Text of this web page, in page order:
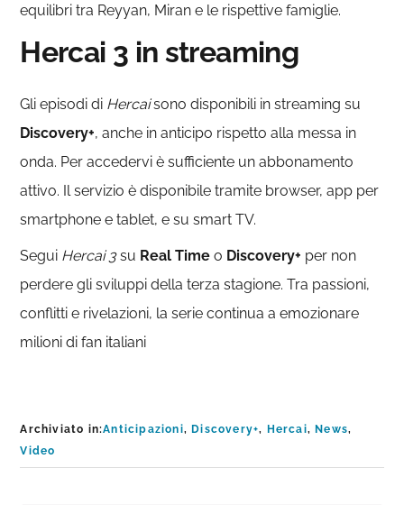
equilibri tra Reyyan, Miran e le rispettive famiglie.
Hercai 3 in streaming
Gli episodi di Hercaisono disponibili in streaming su
Discovery+, anche in anticipo rispetto alla messa in
onda. Per accedervi è sufficiente un abbonamento
attivo. Il servizio è disponibile tramite browser, app per
smartphone e tablet, e su smart TV.
Segui Hercai 3su Real Time o Discovery+ per non
perdere gli sviluppi della terza stagione. Tra passioni,
conflitti e rivelazioni, la serie continua a emozionare
milioni di fan italiani
Archiviato in:Anticipazioni,Discovery+, Hercai,News,
Video